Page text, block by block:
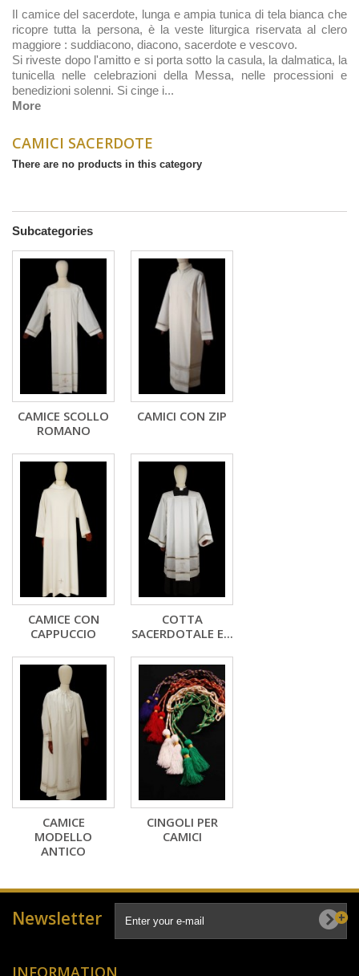
Il camice del sacerdote, lunga e ampia tunica di tela bianca che
ricopre tutta la persona, è la veste liturgica riservata al clero
maggiore : suddiacono, diacono, sacerdote e vescovo.
Si riveste dopo l'amitto e si porta sotto la casula, la dalmatica, la
tunicella nelle celebrazioni della Messa, nelle processioni e
benedizioni solenni. Si cinge i...
More
CAMICI SACERDOTE
There are no products in this category
Subcategories
CAMICE SCOLLO
ROMANO
CAMICI CON ZIP
CAMICE CON
CAPPUCCIO
COTTA
SACERDOTALE E...
CAMICE
MODELLO
ANTICO
CINGOLI PER
CAMICI
Newsletter
INFORMATION